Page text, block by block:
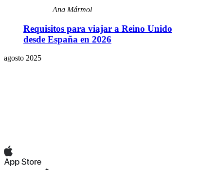
Ana Mármol
Requisitos para viajar a Reino Unido
desde España en 2026
agosto 2025